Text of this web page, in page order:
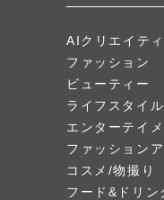
AIクリエイテ
ファッション
ビューティー
ライフスタイル
エンターテイメ
ファッション
コスメ/物撮り
フード&ドリン